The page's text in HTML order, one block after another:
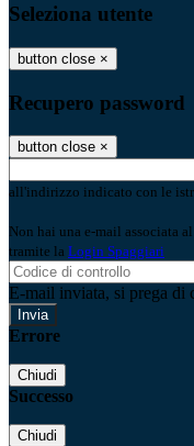
Seleziona utente
button close ×
Recupero password
button close ×
all'indirizzo indicato con le
Non hai una e-mail associata
tramite la Login Spaggiari
E-mail inviata, si prega di
Errore
Chiudi
Successo
Chiudi